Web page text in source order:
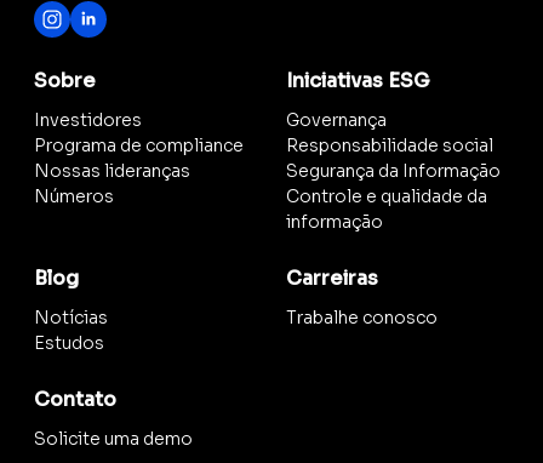
Sobre
Investidores
Programa de compliance
Nossas lideranças
Números
Iniciativas ESG
Governança
Responsabilidade social
Segurança da Informação
Controle e qualidade da
informação
Blog
Notícias
Estudos
Carreiras
Trabalhe conosco
Contato
Solicite uma demo